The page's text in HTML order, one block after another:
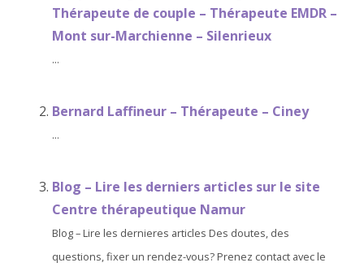
Thérapeute de couple – Thérapeute EMDR –
Mont sur-Marchienne – Silenrieux
...
Bernard Laffineur – Thérapeute – Ciney
...
Blog – Lire les derniers articles sur le site
Centre thérapeutique Namur
Blog – Lire les dernieres articles Des doutes, des
questions, fixer un rendez-vous? Prenez contact avec le